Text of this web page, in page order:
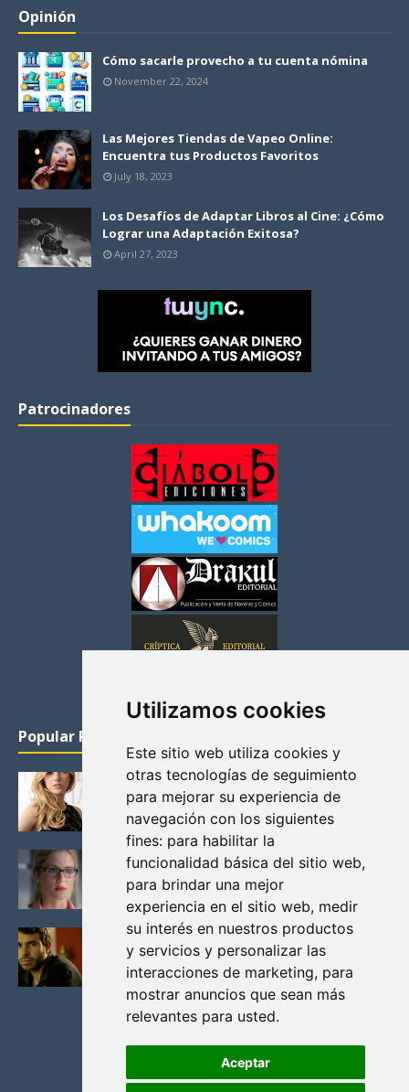
Utilizamos cookies
Este sitio web utiliza cookies y
otras tecnologías de seguimiento
para mejorar su experiencia de
navegación con los siguientes
fines: para habilitar la
funcionalidad básica del sitio web,
para brindar una mejor
experiencia en el sitio web, medir
su interés en nuestros productos
y servicios y personalizar las
interacciones de marketing, para
mostrar anuncios que sean más
relevantes para usted.
Aceptar
Opinión
Cómo sacarle provecho a tu cuenta nómina
November 22, 2024
Las Mejores Tiendas de Vapeo Online:
Encuentra tus Productos Favoritos
July 18, 2023
Los Desafíos de Adaptar Libros al Cine: ¿Cómo
Lograr una Adaptación Exitosa?
April 27, 2023
Patrocinadores
Popular Posts
KATHERYN WINNICK: LA ACTRIZ MAS GUAPA DE
VIKINGOS
Junio 14, 2013
FELICITY (EMILY BETT RICKARDS), LAS FOTOS
MAS BONITAS DE LA ALIADA DE ARROW
Noviembre 30, 2013
BLACK MIRROR: TODA TU HISTORIA. EPISODIO 3.
LA CRITICA
Mayo 17, 2012